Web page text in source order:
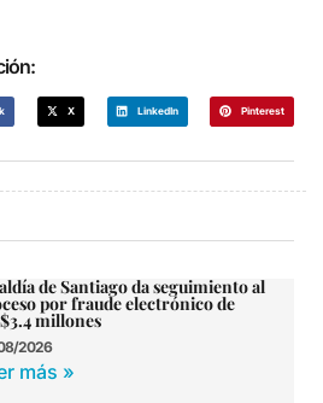
X LinkedIn Pinterest
de Santiago da seguimiento al
por fraude electrónico de
millones
2026
más »